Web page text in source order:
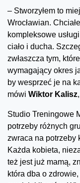
– Stworzyłem to
Wrocławian.
kompleksowe
ciało i ducha.
zwłaszcza tym,
wymagający okres
by wesprzeć je na
mówi Wiktor Kalisz
Studio Treningowe
potrzeby różnych
zwraca na potrzeby
Każda kobieta,
też jest już mamą,
która dba o